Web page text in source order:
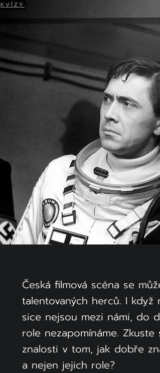
KVÍZY
Česká filmová scéna se
talentovaných herců. I
sice nejsou mezi námi, do
role nezapomínáme.
znalosti v tom, jak dobře
a nejen jejich role?